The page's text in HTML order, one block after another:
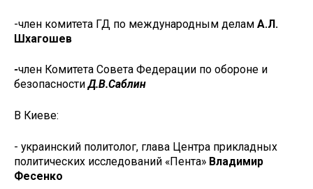
-член комитета ГД по международным делам А.Л.
Шхагошев
-член Комитета Совета Федерации по обороне и
безопасности Д.В.Саблин
В Киеве:
- украинский политолог, глава Центра прикладных
политических исследований «Пента» Владимир
Фесенко